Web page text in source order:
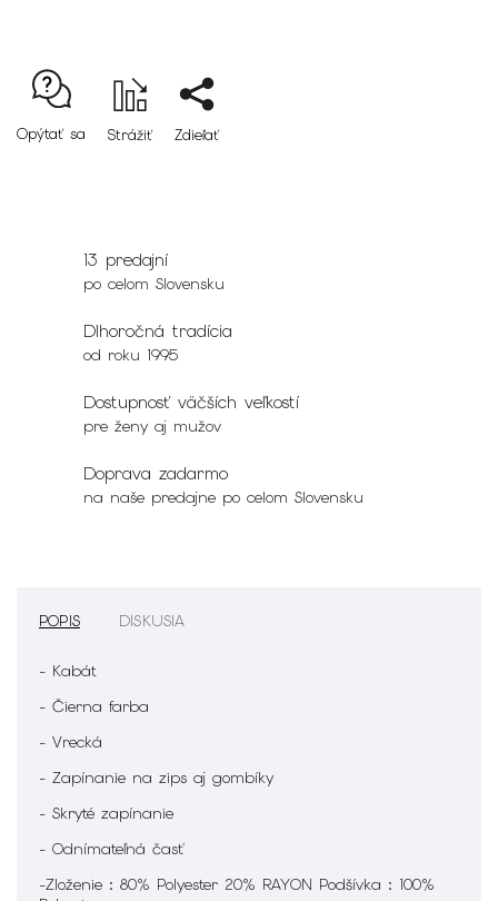
Opýtať sa Strážiť Zdieľať
13 predajní
po celom Slovensku
Dlhoročná tradícia
od roku 1995
Dostupnosť väčších veľkostí
pre ženy aj mužov
Doprava zadarmo
na naše predajne po celom Slovensku
POPIS DISKUSIA
- Kabát
- Čierna farba
- Vrecká
- Zapínanie na zips aj gombíky
- Skryté zapínanie
- Odnímateľná časť
-Zloženie : 80% Polyester 20% RAYON Podšívka : 100%